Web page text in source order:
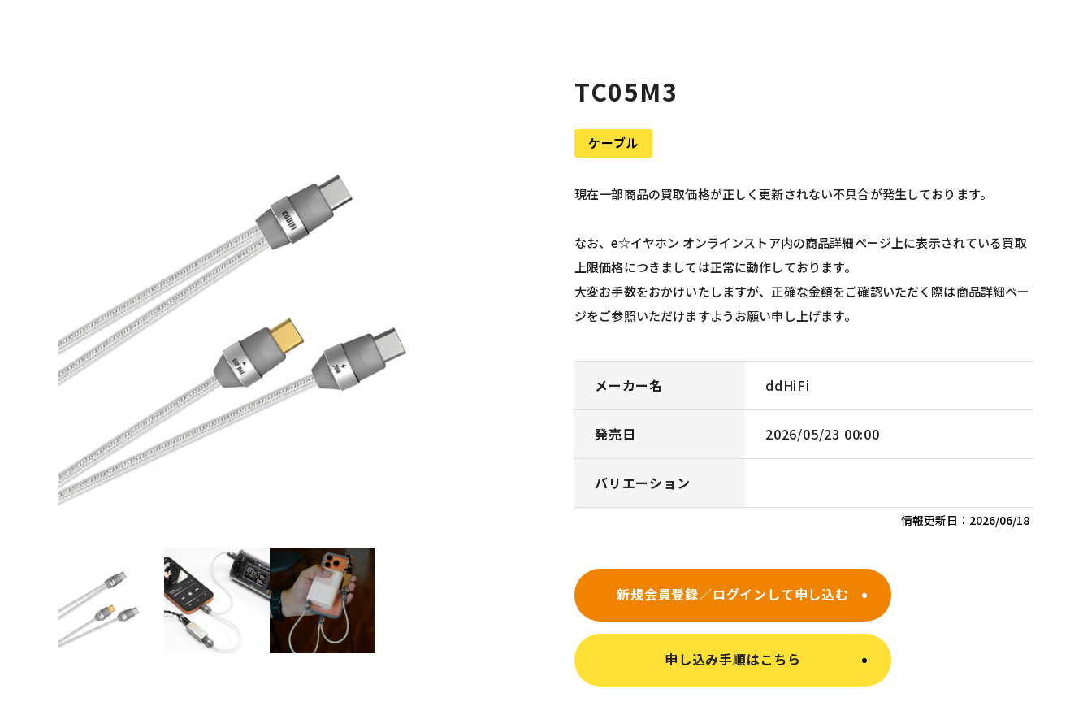
TC05M3
ケーブル
現在一部商品の買取価格が正しく更新されない不具合が発生しております。
なお、e☆イヤホン オンラインストア内の商品詳細ページ上に表示されている買取
上限価格につきましては正常に動作しております。
大変お手数をおかけいたしますが、正確な金額をご確認いただく際は商品詳細ペー
ジをご参照いただけますようお願い申し上げます。
メーカー名 ddHiFi
発売日 2026/05/23 00:00
バリエーション
情報更新日： 2026/06/18
新規会員登録／ログインして申し込む
申し込み手順はこちら